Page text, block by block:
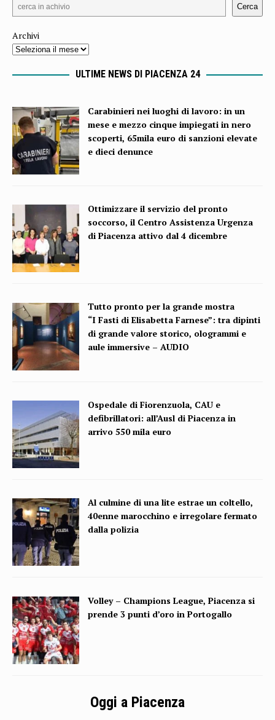
Cerca
Archivi
ULTIME NEWS DI PIACENZA 24
Carabinieri nei luoghi di lavoro: in un
mese e mezzo cinque impiegati in nero
scoperti, 65mila euro di sanzioni elevate
e dieci denunce
Ottimizzare il servizio del pronto
soccorso, il Centro Assistenza Urgenza
di Piacenza attivo dal 4 dicembre
Tutto pronto per la grande mostra
“I Fasti di Elisabetta Farnese”: tra dipinti
di grande valore storico, ologrammi e
aule immersive – AUDIO
Ospedale di Fiorenzuola, CAU e
defibrillatori: all’Ausl di Piacenza in
arrivo 550 mila euro
Al culmine di una lite estrae un coltello,
40enne marocchino e irregolare fermato
dalla polizia
Volley – Champions League, Piacenza si
prende 3 punti d’oro in Portogallo
Oggi a Piacenza